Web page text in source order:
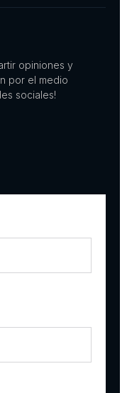
opiniones y
por el medio
sociales!